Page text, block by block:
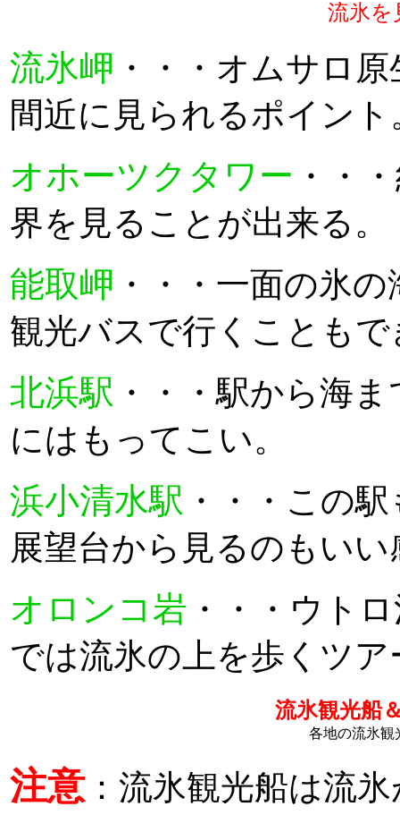
流氷を
流氷岬 ・・・オムサロ
間近に見られるポイント
オホーツクタワー ・・
界を見ることが出来る。
能取岬 ・・・一面の氷
観光バスで行くことも
北浜駅 ・・・駅から海
にはもってこい。
浜小清水駅 ・・・この
展望台から見るのもいい
オロンコ岩 ・・・ウト
では流氷の上を歩くツ
流氷観光船
各地の流氷観
注意 ：流氷観光船は流